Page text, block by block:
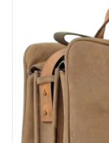
Merken